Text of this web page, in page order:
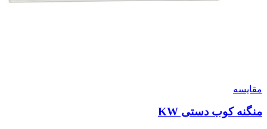
مقايسه
منگنه کوب دستی KW